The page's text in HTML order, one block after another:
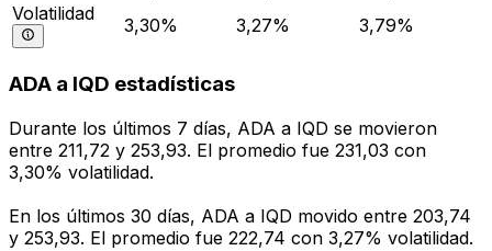
Volatilidad
3,30% 3,27% 3,79%
ADA a IQD estadísticas
Durante los últimos 7 días, ADA a IQD se movieron
entre 211,72 y 253,93. El promedio fue 231,03 con
3,30% volatilidad.
En los últimos 30 días, ADA a IQD movido entre 203,74
y 253,93. El promedio fue 222,74 con 3,27% volatilidad.